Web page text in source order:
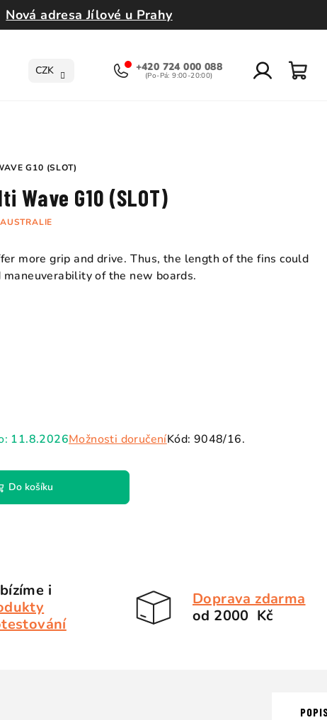
Nová adresa Jílové u Prahy
CZK +420 724 000 088
G10 (SLOT)
Wave G10 (SLOT)
more grip and drive. Thus, the length of the fins could
of the new boards.
11.8.2026Možnosti doručeníKód: 9048/16.
Do košíku
i
Doprava zdarma
od 2000 Kč